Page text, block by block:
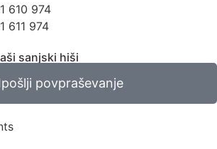
610 974
611 974
sanjski hiši
pošlji povpraševanje